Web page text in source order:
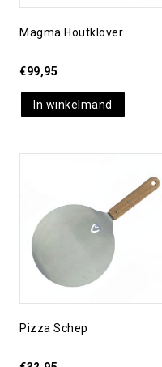
Magma Houtklover
€99,95
In winkelmand
Pizza Schep